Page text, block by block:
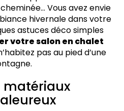
nature
Vous avez envie
hivernale dans votre
astuces déco simples
votre salon en chalet
pas au pied d’une
matériaux